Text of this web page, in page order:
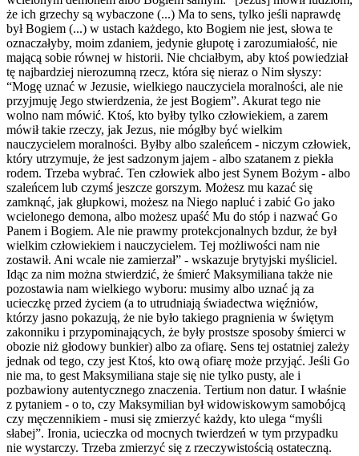
że ich grzechy są wybaczone (...) Ma to sens, tylko jeśli naprawdę
był Bogiem (...) w ustach każdego, kto Bogiem nie jest, słowa te
oznaczałyby, moim zdaniem, jedynie głupotę i zarozumiałość, nie
mającą sobie równej w historii. Nie chciałbym, aby ktoś powiedział
tę najbardziej nierozumną rzecz, która się nieraz o Nim słyszy:
“Mogę uznać w Jezusie, wielkiego nauczyciela moralności, ale nie
przyjmuję Jego stwierdzenia, że jest Bogiem”. Akurat tego nie
wolno nam mówić. Ktoś, kto byłby tylko człowiekiem, a zarem
mówił takie rzeczy, jak Jezus, nie mógłby być wielkim
nauczycielem moralności. Byłby albo szaleńcem - niczym człowiek,
który utrzymuje, że jest sadzonym jajem - albo szatanem z piekła
rodem. Trzeba wybrać. Ten człowiek albo jest Synem Bożym - albo
szaleńcem lub czymś jeszcze gorszym. Możesz mu kazać się
zamknąć, jak głupkowi, możesz na Niego napluć i zabić Go jako
wcielonego demona, albo możesz upaść Mu do stóp i nazwać Go
Panem i Bogiem. Ale nie prawmy protekcjonalnych bzdur, że był
wielkim człowiekiem i nauczycielem. Tej możliwości nam nie
zostawił. Ani wcale nie zamierzał” - wskazuje brytyjski myśliciel.
Idąc za nim można stwierdzić, że śmierć Maksymiliana także nie
pozostawia nam wielkiego wyboru: musimy albo uznać ją za
ucieczkę przed życiem (a to utrudniają świadectwa więźniów,
którzy jasno pokazują, że nie było takiego pragnienia w świętym
zakonniku i przypominających, że były prostsze sposoby śmierci w
obozie niż głodowy bunkier) albo za ofiarę. Sens tej ostatniej zależy
jednak od tego, czy jest Ktoś, kto ową ofiarę może przyjąć. Jeśli Go
nie ma, to gest Maksymiliana staje się nie tylko pusty, ale i
pozbawiony autentycznego znaczenia. Tertium non datur. I właśnie
z pytaniem - o to, czy Maksymilian był widowiskowym samobójcą
czy męczennikiem - musi się zmierzyć każdy, kto ulega “myśli
słabej”. Ironia, ucieczka od mocnych twierdzeń w tym przypadku
nie wystarczy. Trzeba zmierzyć się z rzeczywistością ostateczną.